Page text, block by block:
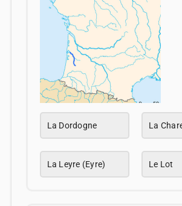
La Dordogne La
La Leyre (Eyre) Le Lot